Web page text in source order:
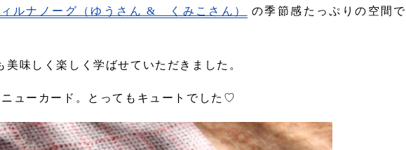
ルナノーグ（ゆうさん & くみこさん）
の季節感たっぷりの空間で
味しく楽しく学ばせていただきました。
ューカード。とってもキュートでした♡